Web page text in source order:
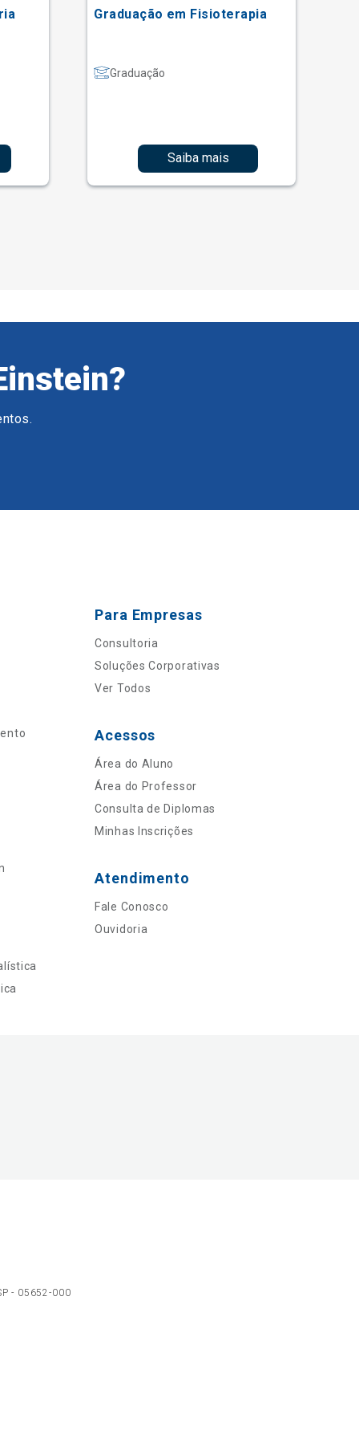
Graduação em Fisioterapia
Graduação
Saiba mais
Para Empresas
Consultoria
Soluções Corporativas
Ver Todos
Acessos
Área do Aluno
Área do Professor
Consulta de Diplomas
Minhas Inscrições
Atendimento
Fale Conosco
Ouvidoria
- 05652-000